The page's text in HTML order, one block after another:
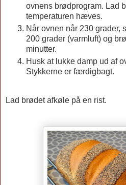
ovnens brødprogram. Lad
temperaturen hæves.
Når ovnen når 230 grader,
200 grader (varmluft) og
minutter.
Husk at lukke damp ud af
Stykkerne er færdigbagt.
Lad brødet afkøle på en rist.